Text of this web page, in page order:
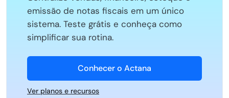
emissão de notas fiscais em um único
sistema. Teste grátis e conheça como
simplificar sua rotina.
Conhecer o Actana
Ver planos e recursos